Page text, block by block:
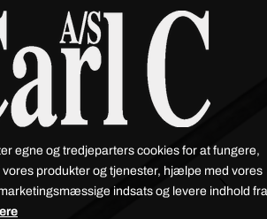
egne og tredjeparters cookies for at fungere,
produkter og tjenester, hjælpe med vores
indsats og levere indhold fra